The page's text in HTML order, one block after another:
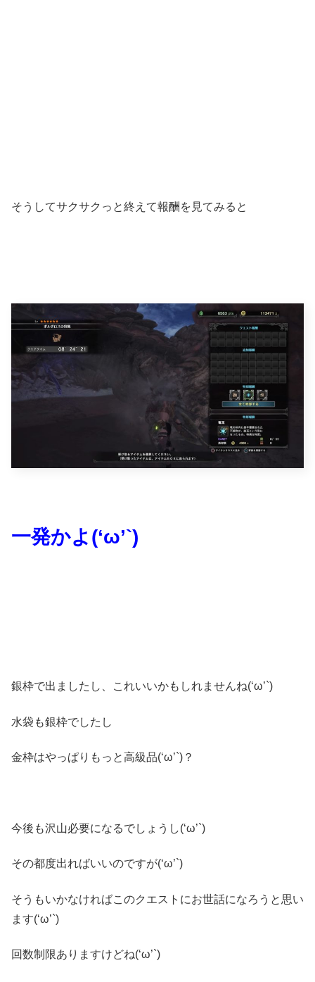
そうしてサクサクっと終えて報酬を見てみると
一発かよ(‘ω’`)
銀枠で出ましたし、これいいかもしれませんね(‘ω’`)
水袋も銀枠でしたし
金枠はやっぱりもっと高級品(‘ω’`)？
今後も沢山必要になるでしょうし(‘ω’`)
その都度出ればいいのですが(‘ω’`)
そうもいかなければこのクエストにお世話になろうと思い
ます(‘ω’`)
回数制限ありますけどね(‘ω’`)